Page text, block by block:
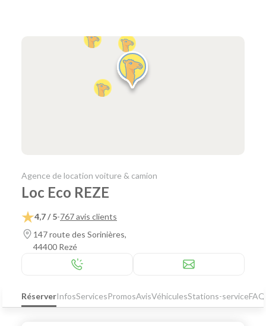
Agence de location voiture & camion
Loc Eco REZE
4,7 / 5-767 avis clients
147 route des Sorinières,
44400 Rezé
RéserverInfosServicesPromosAvisVéhiculesStations-serviceFAQ